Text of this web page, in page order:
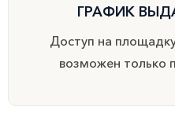
ГРАФИК
Доступ на
возможен только